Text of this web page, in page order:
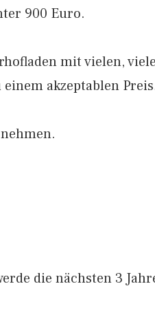
900 Euro.
mit vielen,
akzeptablen
die nächsten 3